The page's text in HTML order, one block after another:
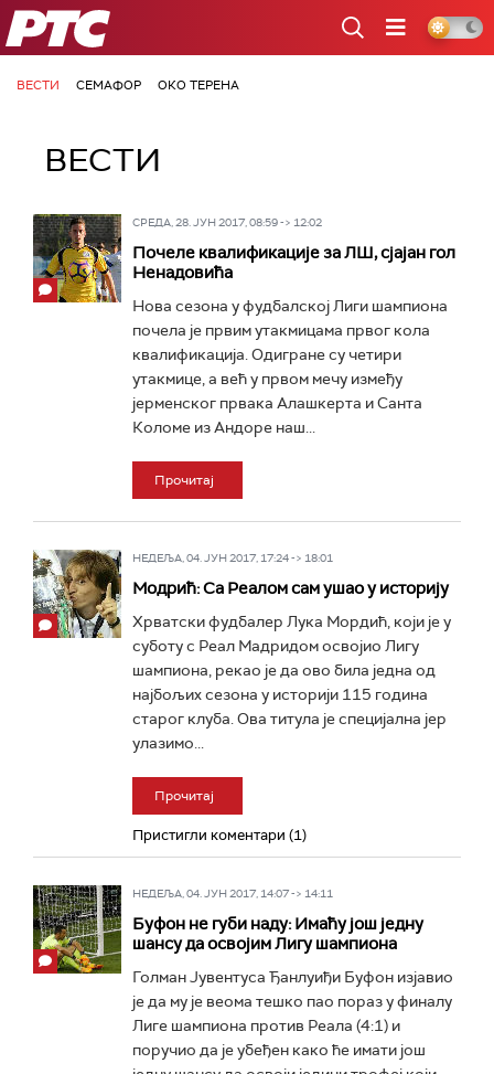
РТС
ВЕСТИ СЕМАФОР ОКО ТЕРЕНА
ВЕСТИ
СРЕДА, 28. ЈУН 2017, 08:59 -> 12:02
Почеле квалификације за ЛШ, сјајан гол
Ненадовића
Нова сезона у фудбалској Лиги шампиона
почела је првим утакмицама првог кола
квалификација. Одигране су четири
утакмице, а већ у првом мечу између
јерменског првака Алашкерта и Санта
Коломе из Андоре наш...
Прочитај
НЕДЕЉА, 04. ЈУН 2017, 17:24 -> 18:01
Модрић: Са Реалом сам ушао у историју
Хрватски фудбалер Лука Мордић, који је у
суботу с Реал Мадридом освојио Лигу
шампиона, рекао је да ово била једна од
најбољих сезона у историји 115 година
старог клуба. Ова титула је специјална јер
улазимо...
Прочитај
Пристигли коментари (1)
НЕДЕЉА, 04. ЈУН 2017, 14:07 -> 14:11
Буфон не губи наду: Имаћу још једну
шансу да освојим Лигу шампиона
Голман Јувентуса Ђанлуиђи Буфон изјавио
је да му је веома тешко пао пораз у финалу
Лиге шампиона против Реала (4:1) и
поручио да је убеђен како ће имати још